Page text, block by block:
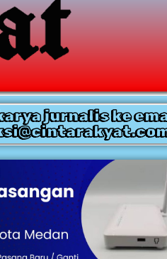
jurnalis ke